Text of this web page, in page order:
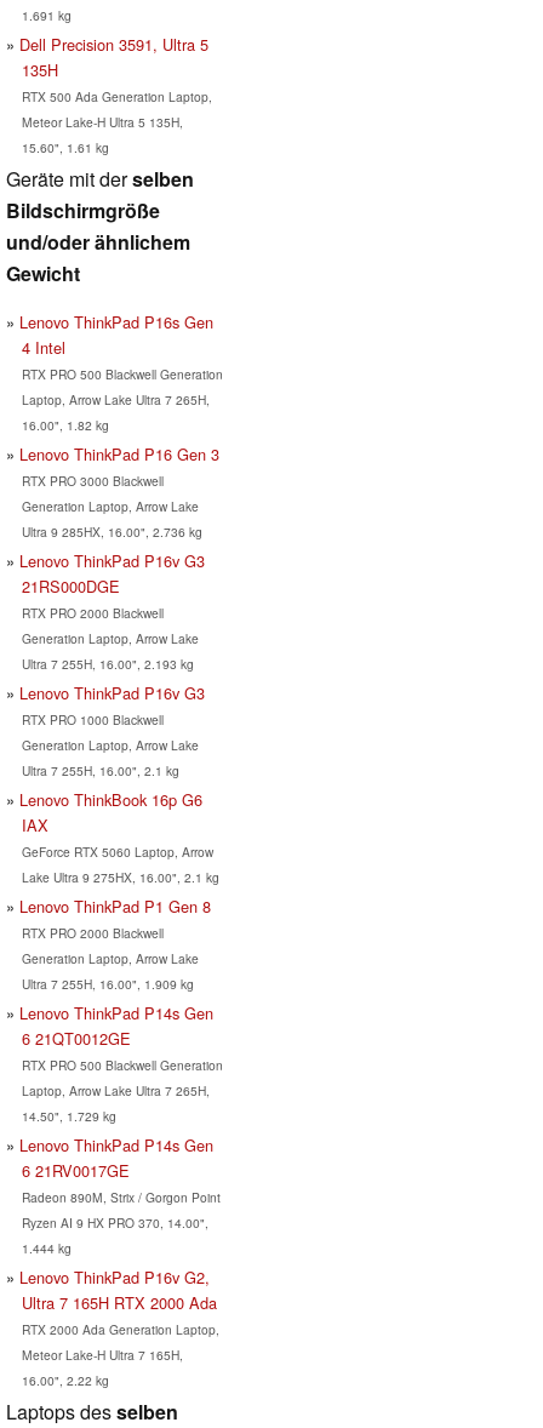
1.691 kg
Dell Precision 3591, Ultra 5
135H
RTX 500 Ada Generation Laptop,
Meteor Lake-H Ultra 5 135H,
15.60", 1.61 kg
Geräte mit derselben
Bildschirmgröße
und/oder ähnlichem
Gewicht
Lenovo ThinkPad P16s Gen
4 Intel
RTX PRO 500 Blackwell Generation
Laptop, Arrow Lake Ultra 7 265H,
16.00", 1.82 kg
Lenovo ThinkPad P16 Gen 3
RTX PRO 3000 Blackwell
Generation Laptop, Arrow Lake
Ultra 9 285HX, 16.00", 2.736 kg
Lenovo ThinkPad P16v G3
21RS000DGE
RTX PRO 2000 Blackwell
Generation Laptop, Arrow Lake
Ultra 7 255H, 16.00", 2.193 kg
Lenovo ThinkPad P16v G3
RTX PRO 1000 Blackwell
Generation Laptop, Arrow Lake
Ultra 7 255H, 16.00", 2.1 kg
Lenovo ThinkBook 16p G6
IAX
GeForce RTX 5060 Laptop, Arrow
Lake Ultra 9 275HX, 16.00", 2.1 kg
Lenovo ThinkPad P1 Gen 8
RTX PRO 2000 Blackwell
Generation Laptop, Arrow Lake
Ultra 7 255H, 16.00", 1.909 kg
Lenovo ThinkPad P14s Gen
6 21QT0012GE
RTX PRO 500 Blackwell Generation
Laptop, Arrow Lake Ultra 7 265H,
14.50", 1.729 kg
Lenovo ThinkPad P14s Gen
6 21RV0017GE
Radeon 890M, Strix / Gorgon Point
Ryzen AI 9 HX PRO 370, 14.00",
1.444 kg
Lenovo ThinkPad P16v G2,
Ultra 7 165H RTX 2000 Ada
RTX 2000 Ada Generation Laptop,
Meteor Lake-H Ultra 7 165H,
16.00", 2.22 kg
Laptops desselben